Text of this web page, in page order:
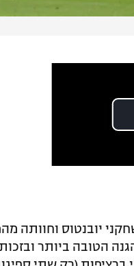
האלופות היא לא הצליחה להתמודד עם 10 שחקני
ההגנה הטובה ביותר